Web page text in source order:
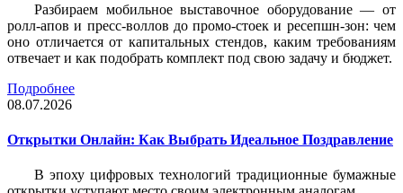
Разбираем мобильное выставочное оборудование — от
ролл-апов и пресс-воллов до промо-стоек и ресепшн-зон: чем
оно отличается от капитальных стендов, каким требованиям
отвечает и как подобрать комплект под свою задачу и бюджет.
Подробнее
08.07.2026
Открытки Онлайн: Как Выбрать Идеальное Поздравление
В эпоху цифровых технологий традиционные бумажные